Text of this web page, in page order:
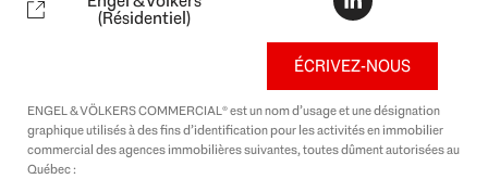
(Résidentiel) n
k
e
d
i
n
-
i
ÉCRIVEZ-NOUS
ENGEL & VÖLKERS COMMERCIAL® est un nom d’usage et une désignation
graphique utilisés à des fins d’identification pour les activités en immobilier
commercial des agences immobilières suivantes, toutes dûment autorisées au
Québec :